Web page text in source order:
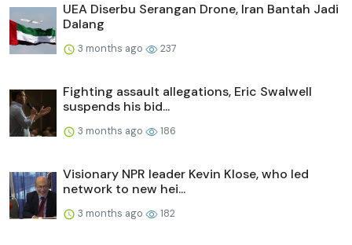
UEA Diserbu Serangan Drone, Iran Bantah Jadi
Dalang
3 months ago 237
Fighting assault allegations, Eric Swalwell
suspends his bid...
3 months ago 186
Visionary NPR leader Kevin Klose, who led
network to new hei...
3 months ago 182